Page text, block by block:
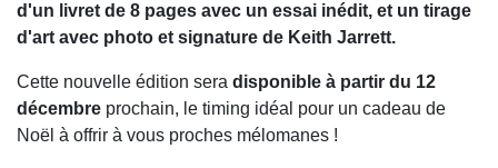
d'un livret de 8 pages avec un essai inédit, et un tirage
d'art avec photo et signature de Keith Jarrett.
Cette nouvelle édition sera disponible à partir du 12
décembre prochain, le timing idéal pour un cadeau de
Noël à offrir à vous proches mélomanes !